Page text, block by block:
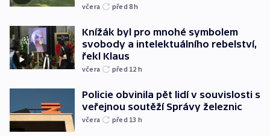
včera před 8h
Knížák byl pro mnohé symbolem
svobody a intelektuálního rebelství,
řekl Klaus
včera před 12 h
Policie obvinila pět lidí v souvislosti s
veřejnou soutěží Správy železnic
včera před 13 h